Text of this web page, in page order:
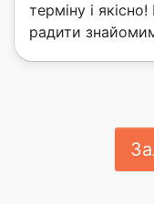
терміну і
радити